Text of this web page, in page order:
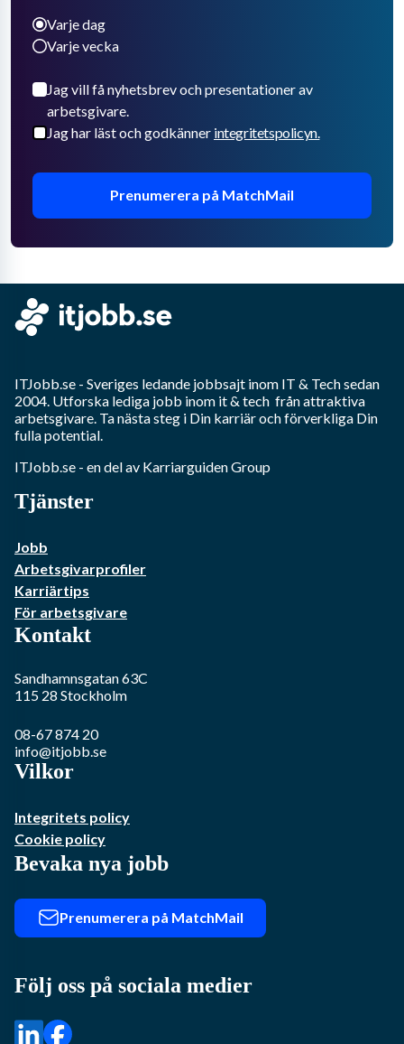
Varje dag
Varje vecka
Jag vill få nyhetsbrev och presentationer av
arbetsgivare.
Jag har läst och godkänner integritetspolicyn.
Prenumerera på MatchMail
ITJobb.se - Sveriges ledande jobbsajt inom IT & Techsedan
2004. Utforska lediga jobb inom it & tech från attraktiva
arbetsgivare. Ta nästa steg i Din karriär och förverkliga Din
fulla potential.
ITJobb.se - en del av Karriarguiden Group
Tjänster
Jobb
Arbetsgivarprofiler
Karriärtips
För arbetsgivare
Kontakt
Sandhamnsgatan 63C
115 28 Stockholm
08-67 874 20
info@itjobb.se
Vilkor
Integritets policy
Cookie policy
Bevaka nya jobb
Prenumerera på MatchMail
Följ oss på sociala medier